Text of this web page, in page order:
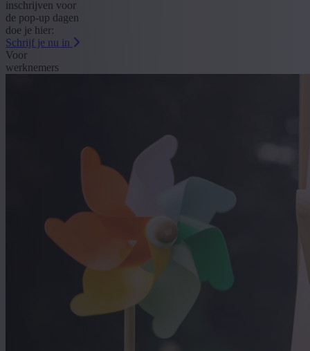
inschrijven voor
de pop-up dagen
doe je hier:
Schrijf je nu in
Voor
werknemers